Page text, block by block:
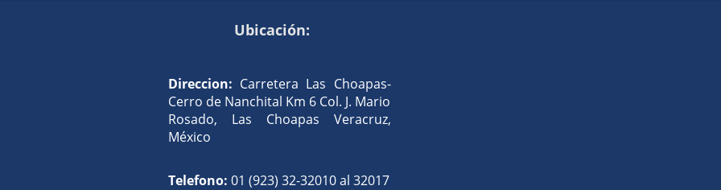
Ubicación:
Direccion: Carretera Las Choapas-
Cerro de Nanchital Km 6 Col. J. Mario
Rosado, Las Choapas Veracruz,
México
Telefono: 01 (923) 32-32010 al 32017